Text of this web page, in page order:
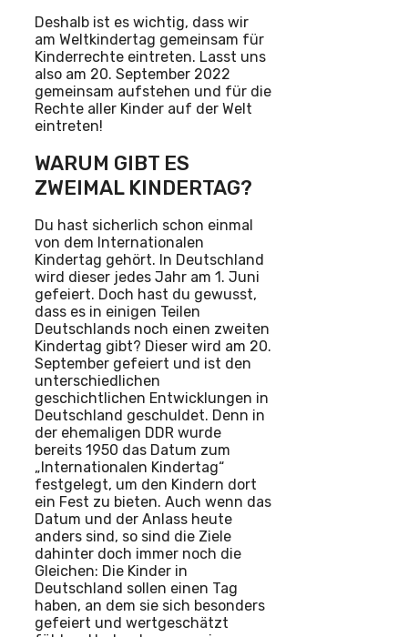
Deshalb ist es wichtig, dass wir
am Weltkindertag gemeinsam für
Kinderrechte eintreten. Lasst uns
also am 20. September 2022
gemeinsam aufstehen und für die
Rechte aller Kinder auf der Welt
eintreten!
WARUM GIBT ES
ZWEIMAL KINDERTAG?
Du hast sicherlich schon einmal
von dem Internationalen
Kindertag gehört. In Deutschland
wird dieser jedes Jahr am 1. Juni
gefeiert. Doch hast du gewusst,
dass es in einigen Teilen
Deutschlands noch einen zweiten
Kindertag gibt? Dieser wird am 20.
September gefeiert und ist den
unterschiedlichen
geschichtlichen Entwicklungen in
Deutschland geschuldet. Denn in
der ehemaligen DDR wurde
bereits 1950 das Datum zum
„Internationalen Kindertag“
festgelegt, um den Kindern dort
ein Fest zu bieten. Auch wenn das
Datum und der Anlass heute
anders sind, so sind die Ziele
dahinter doch immer noch die
Gleichen: Die Kinder in
Deutschland sollen einen Tag
haben, an dem sie sich besonders
gefeiert und wertgeschätzt